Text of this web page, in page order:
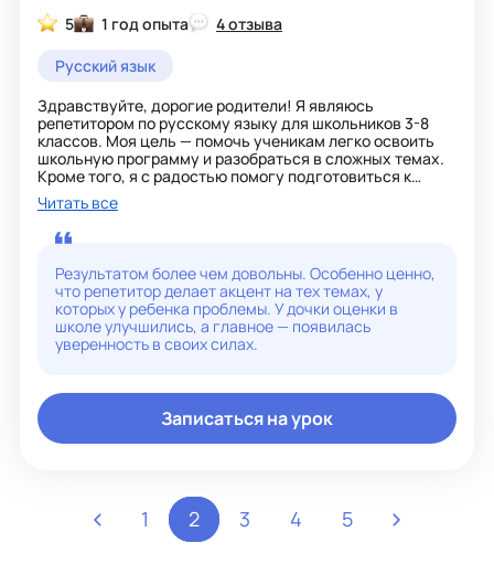
5 1 год опыта
4 отзыва
Русский язык
Здравствуйте, дорогие родители! Я являюсь
репетитором по русскому языку для школьников 3-8
классов. Моя цель — помочь ученикам легко освоить
школьную программу и разобраться в сложных темах.
Кроме того, я с радостью помогу подготовиться к
контрольным работам. На моих уроках вы найдете не
только максимально понятное объяснение материала,
но и увлекательные и полезные разработки по каждой
теме.
Читать все
Результатом более чем довольны. Особенно ценно,
что репетитор делает акцент на тех темах, у
которых у ребенка проблемы. У дочки оценки в
школе улучшились, а главное — появилась
уверенность в своих силах.
Записаться на урок
1 2 3 4 5